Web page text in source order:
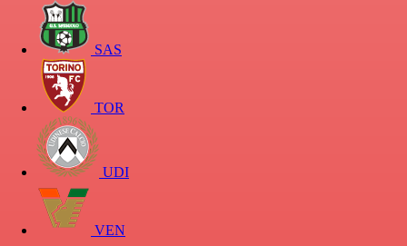
SAS
TOR
UDI
VEN